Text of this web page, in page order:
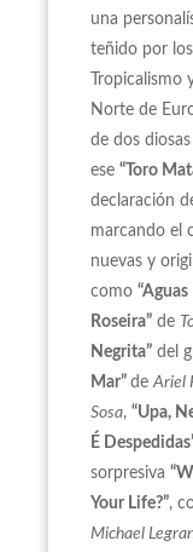
una
teñido por
Norte de
de dos
ese “Toro
declaración
marcando el
nuevas y
como
Roseira” de
Negrita” del
Mar” deAriel
Sosa, “Upa,
É
sorpresiva
Your Life?”,
Michael